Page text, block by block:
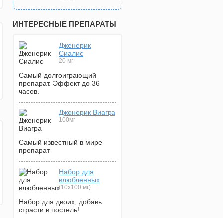
ИНТЕРЕСНЫЕ ПРЕПАРАТЫ
Дженерик
Сиалис
20 мг
Самый долгоиграющий
препарат. Эффект до 36
часов.
Дженерик Виагра
100мг
Самый известный в мире
препарат
Набор для
влюбленных
(10х100 мг)
Набор для двоих, добавь
страсти в постель!